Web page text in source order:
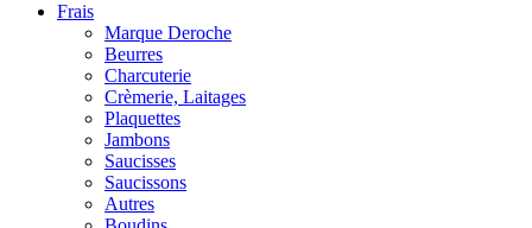
Frais
Marque Deroche
Beurres
Charcuterie
Crèmerie, Laitages
Plaquettes
Jambons
Saucisses
Saucissons
Autres